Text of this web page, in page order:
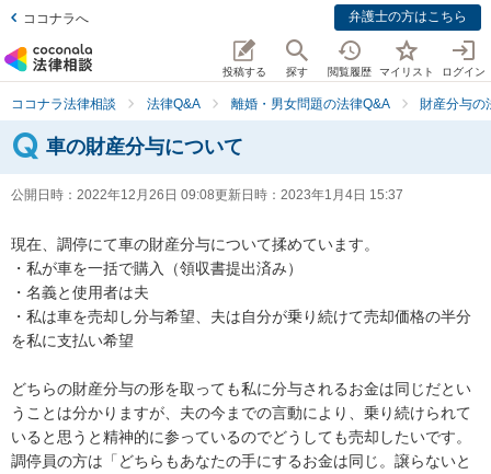
ココナラへ 弁護士の方はこちら
投稿する 探す 閲覧履歴 マイリスト ログイン
ココナラ法律相談 法律Q&A 離婚・男女問題の法律Q&A 財産分与の
車の財産分与について
公開日時： 2022年12月26日 09:08更新日時： 2023年1月4日 15:37
現在、調停にて車の財産分与について揉めています。
・私が車を一括で購入（領収書提出済み）
・名義と使用者は夫
・私は車を売却し分与希望、夫は自分が乗り続けて売却価格の半分
を私に支払い希望
どちらの財産分与の形を取っても私に分与されるお金は同じだとい
うことは分かりますが、夫の今までの言動により、乗り続けられて
いると思うと精神的に参っているのでどうしても売却したいです。
調停員の方は「どちらもあなたの手にするお金は同じ。譲らないと